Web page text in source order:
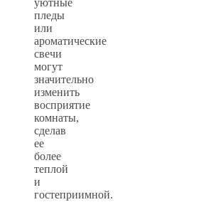
уютные
пледы
или
ароматические
свечи
могут
значительно
изменить
восприятие
комнаты,
сделав
ее
более
теплой
и
гостеприимной.